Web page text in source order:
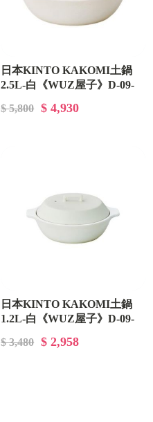
日本KINTO KAKOMI土鍋
2.5L-白《WUZ屋子》D-09-
$ 5,800
$ 4,930
日本KINTO KAKOMI土鍋
1.2L-白《WUZ屋子》D-09-
$ 3,480
$ 2,958